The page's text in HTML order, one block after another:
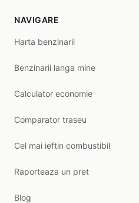
NAVIGARE
Harta benzinarii
Benzinarii langa mine
Calculator economie
Comparator traseu
Cel mai ieftin combustibil
Raporteaza un pret
Blog